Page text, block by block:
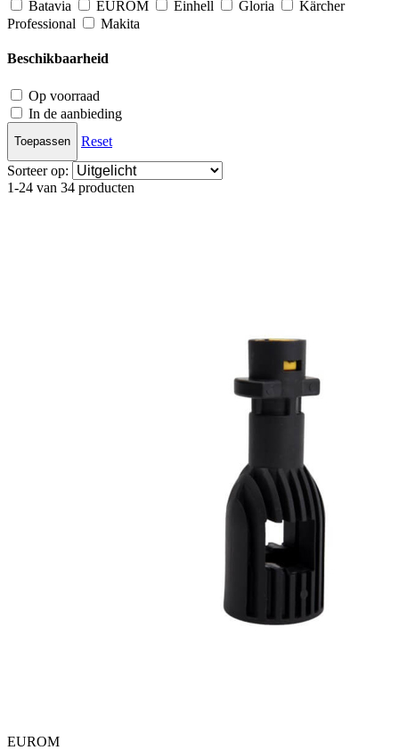
Batavia EUROM Einhell Gloria
Kärcher
Professional
Makita
Beschikbaarheid
Op voorraad
In de aanbieding
Toepassen
Reset
Sorteer op:
1-24 van 34 producten
EUROM